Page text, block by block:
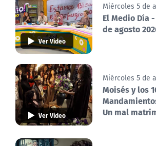
Ver Video
Miércoles 5 de
El Medio Día
de agosto
Ver Video
Miércoles 5 de
Moisés y los
Un mal